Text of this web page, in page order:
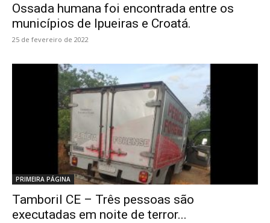
Ossada humana foi encontrada entre os
municípios de Ipueiras e Croatá.
25 de fevereiro de 2022
PRIMEIRA PÁGINA
Tamboril CE – Três pessoas são
executadas em noite de terror...